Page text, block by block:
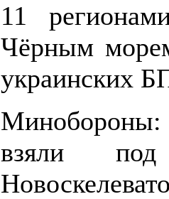
11
Чёрным
украинских
взяли под